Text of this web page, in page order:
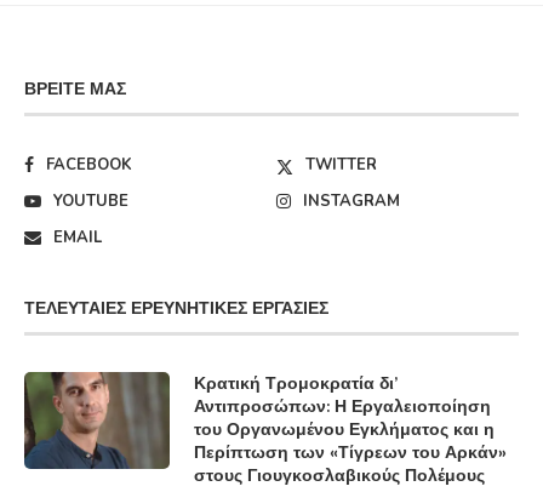
ΒΡΕΊΤΕ ΜΑΣ
FACEBOOK
TWITTER
YOUTUBE
INSTAGRAM
EMAIL
ΤΕΛΕΥΤΑΊΕΣ ΕΡΕΥΝΗΤΙΚΈΣ ΕΡΓΑΣΊΕΣ
Κρατική Τρομοκρατία δι’
Αντιπροσώπων: Η Εργαλειοποίηση
του Οργανωμένου Εγκλήματος και η
Περίπτωση των «Τίγρεων του Αρκάν»
στους Γιουγκοσλαβικούς Πολέμους